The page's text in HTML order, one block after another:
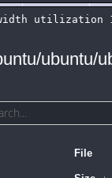
ubuntu/
File